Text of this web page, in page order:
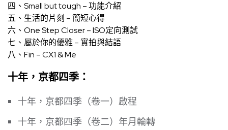
四、 Small but tough – 功能介紹
五、 生活的片刻 – 簡短心得
六、 One Step Closer – ISO定向測試
七、 屬於你的優雅 – 實拍與結語
八、 Fin – CX1 & Me
十年，京都四季：
十年，京都四季（卷一）啟程
十年，京都四季（卷二）年月輪轉